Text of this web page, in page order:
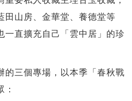
田山房、金華堂、養德堂等
一直擴充自己「雲中居」的珍
的三個專場，以本季「春秋戰